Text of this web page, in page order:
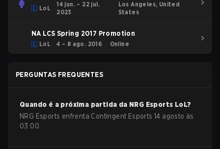
LoL
14 jun. – 22 jul.
2023
Los Angeles, United
States
NA LCS Spring 2017 Promotion
LoL 4 – 8 ago. 2016 Online
PERGUNTAS FREQUENTES
Quando é a próxima partida da NRG Esports LoL?
NRG Esports enfrenta Contingent Esports 14 agosto às
03:00.